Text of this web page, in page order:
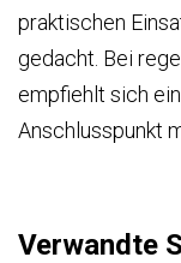
praktischen
gedacht. Bei
empfiehlt sich
Anschlusspunkt
Verwandte